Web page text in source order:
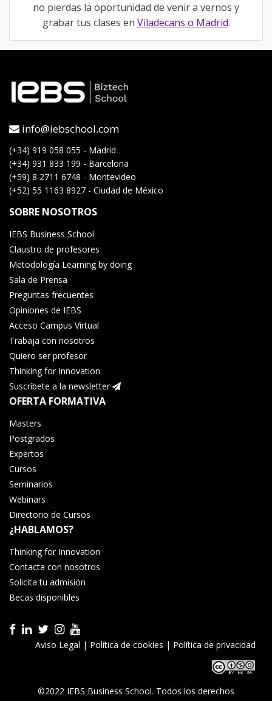
no pierdas la oportunidad de venir a vernos y
grabar tus clases en Viladecans o Madrid.
info@iebschool.com
(+34) 919 058 055 - Madrid
(+34) 931 833 199 - Barcelona
(+59) 8 2711 6748 - Montevideo
(+52) 55 1163 8927 - Ciudad de México
SOBRE NOSOTROS
IEBS Business School
Claustro de profesores
Metodología Learning by doing
Sala de Prensa
Preguntas frecuentes
Opiniones de IEBS
Acceso Campus Virtual
Trabaja con nosotros
Quiero ser profesor
Thinking for Innovation
Suscríbete a la newsletter
OFERTA FORMATIVA
Masters
Postgrados
Expertos
Cursos
Seminarios
Webinars
Directorio de Cursos
¿HABLAMOS?
Thinking for Innovation
Contacta con nosotros
Solicita tu admisión
Becas disponibles
Aviso Legal | Política de cookies | Política de privacidad
©2022 IEBS Business School. Todos los derechos